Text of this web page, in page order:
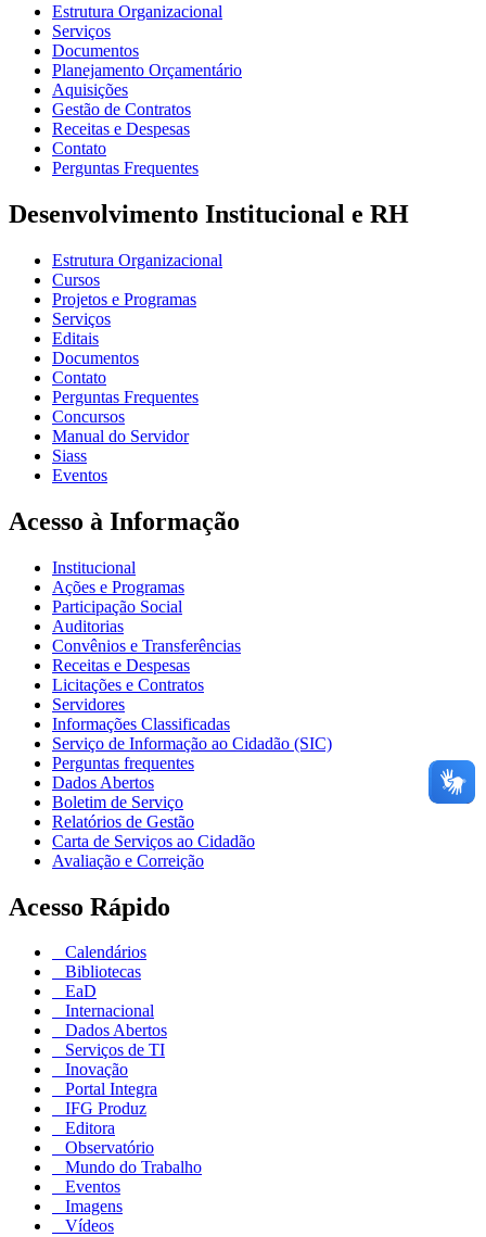
Estrutura Organizacional
Serviços
Documentos
Planejamento Orçamentário
Aquisições
Gestão de Contratos
Receitas e Despesas
Contato
Perguntas Frequentes
Desenvolvimento Institucional e RH
Estrutura Organizacional
Cursos
Projetos e Programas
Serviços
Editais
Documentos
Contato
Perguntas Frequentes
Concursos
Manual do Servidor
Siass
Eventos
Acesso à Informação
Institucional
Ações e Programas
Participação Social
Auditorias
Convênios e Transferências
Receitas e Despesas
Licitações e Contratos
Servidores
Informações Classificadas
Serviço de Informação ao Cidadão (SIC)
Perguntas frequentes
Dados Abertos
Boletim de Serviço
Relatórios de Gestão
Carta de Serviços ao Cidadão
Avaliação e Correição
Acesso Rápido
Calendários
Bibliotecas
EaD
Internacional
Dados Abertos
Serviços de TI
Inovação
Portal Integra
IFG Produz
Editora
Observatório
Mundo do Trabalho
Eventos
Imagens
Vídeos